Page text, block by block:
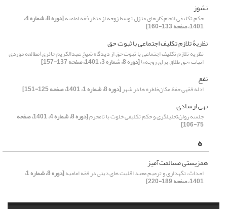
نشوز
حکم تکلیفی انجام کارهای منزل توسط زوجه از منظر فقه امامیه [دوره 8، شماره 4،
1401، صفحه 133-160]
نظریۀ تلازم تکلیف اجتماعی با ثبوت حق
نظریه تلازم تکلیف اجتماعی با ثبوت حق از دیدگاه شیخ عبدالکریم حائری(مطالعه موردی
اثبات «حق طلاق برای زوجه»)[دوره 8، شماره 3، 1401، صفحه 137-157]
نفع
ادله فقهی حفظ مکان‌خاطره ها در شهر[دوره 8، شماره 1، 1401، صفحه 125-151]
نهی ارشادی
جلسه روان‌تحلیلگری و حکم تکلیفی خلوت با نامحرم [دوره 8، شماره 4، 1401، صفحه
75-106]
ه
همزیستی مسالمت‌آمیز
احداث، نگهداری و ترمیم معبد اقلیت های دینی در فقه امامیه [دوره 8، شماره 1،
1401، صفحه 189-220]